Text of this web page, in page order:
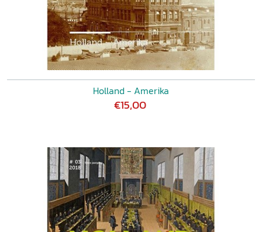
Holland - Amerika
€15,00